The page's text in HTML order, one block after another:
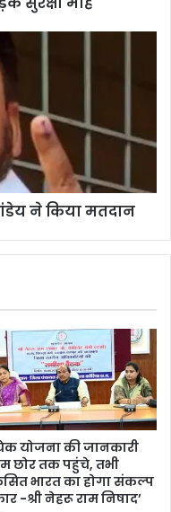
ने किया मतदान
योजना की जानकारी
छोर तक पहुंचे, तभी
भारत का होगा संकल्प
-श्री नेहरू राम निषाद’